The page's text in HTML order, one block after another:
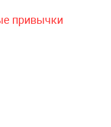
привычки